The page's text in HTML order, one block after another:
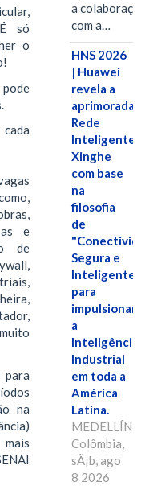
só
o
pode
e
de
na
a colaboração
com a…
HNS 2026
| Huawei
revela a
aprimorada
Rede
Inteligente
Xinghe
com base
na
filosofia
de
"Conectividade
Segura e
Inteligente"
para
impulsionar
a
Inteligência
Industrial
em toda a
América
Latina.
MEDELLÍN,
Colômbia,
sÃ¡b, ago
8 2026